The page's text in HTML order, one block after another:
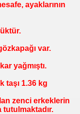
ayaklarının
var.
yağmıştı.
taşı 1.36 kg
zenci erkeklerin
tutulmaktadır.